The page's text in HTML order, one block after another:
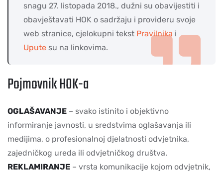
snagu 27. listopada 2018., dužni su obavijestiti i
obavještavati HOK o sadržaju i provideru svoje
web stranice, cjelokupni tekst Pravilnika i
Upute su na linkovima.
Pojmovnik HOK-a
OGLAŠAVANJE – svako istinito i objektivno
informiranje javnosti, u sredstvima oglašavanja ili
medijima, o profesionalnoj djelatnosti odvjetnika,
zajedničkog ureda ili odvjetničkog društva.
REKLAMIRANJE – vrsta komunikacije kojom odvjetnik,